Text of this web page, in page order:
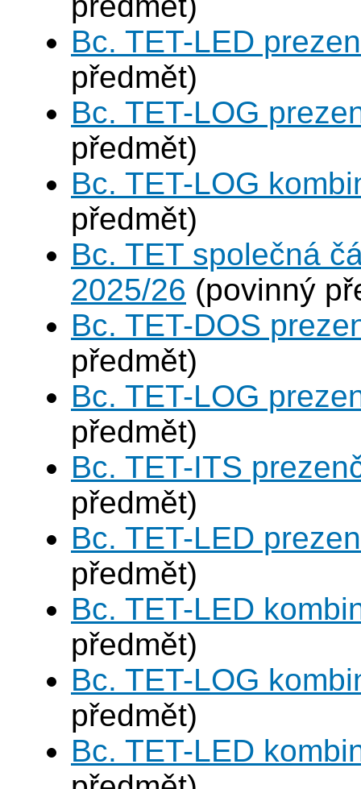
Bc. TET-LED
předmět)
Bc. TET-LOG
předmět)
Bc. TET-LOG
předmět)
Bc. TET společná
2025/26 (povinný
Bc. TET-DOS
předmět)
Bc. TET-LOG
předmět)
Bc. TET-ITS
předmět)
Bc. TET-LED
předmět)
Bc. TET-LED
předmět)
Bc. TET-LOG
předmět)
Bc. TET-LED